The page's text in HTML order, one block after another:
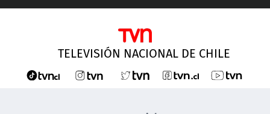
TELEVISIÓN NACIONAL DE CHILE